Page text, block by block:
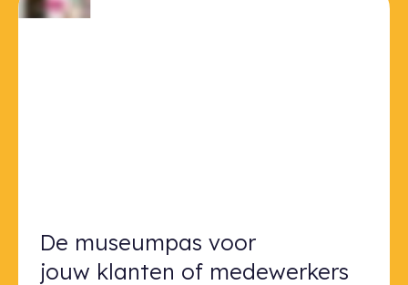
De museumpas voor jouw klanten
De museumpas voor
jouw klanten of medewerkers